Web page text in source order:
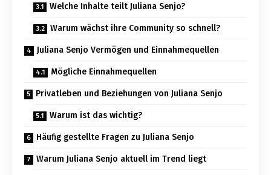
Welche Inhalte teilt Juliana Senjo?
Warum wächst ihre Community so schnell?
Juliana Senjo Vermögen und Einnahmequellen
Mögliche Einnahmequellen
Privatleben und Beziehungen von Juliana Senjo
Warum ist das wichtig?
Häufig gestellte Fragen zu Juliana Senjo
Warum Juliana Senjo aktuell im Trend liegt